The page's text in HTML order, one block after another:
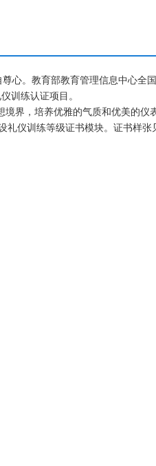
心。教育部教育管理信息中心全
训练认证项目。
界，培养优雅的气质和优美的仪
仪训练等级证书模块。证书样张